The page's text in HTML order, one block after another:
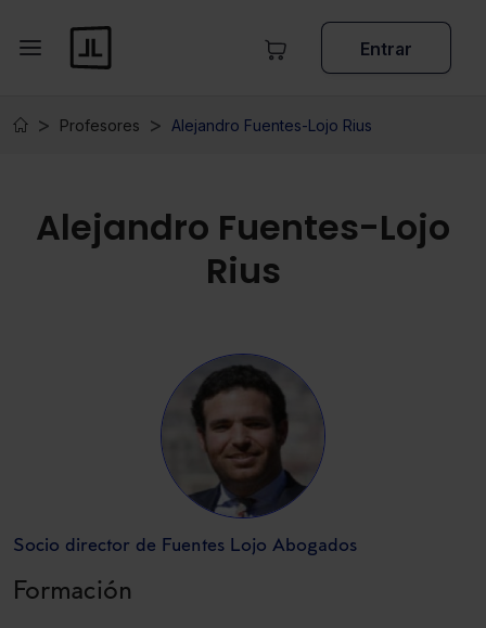
Entrar
Profesores Alejandro Fuentes-Lojo Rius
Alejandro Fuentes-Lojo
Rius
Socio director de Fuentes Lojo Abogados
Formación